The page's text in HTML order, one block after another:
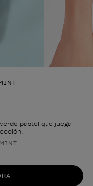
pastel que juega